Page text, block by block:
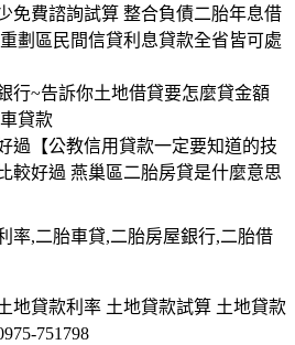
免費諮詢試算 整合負債二胎年息借
劃區民間信貸利息貸款全省皆可處
行~告訴你土地借貸要怎麼貸金額
貸款
過【公教信用貸款一定要知道的技
較好過 燕巢區二胎房貸是什麼意思
率,二胎車貸,二胎房屋銀行,二胎借
地貸款利率 土地貸款試算 土地貸款
751798